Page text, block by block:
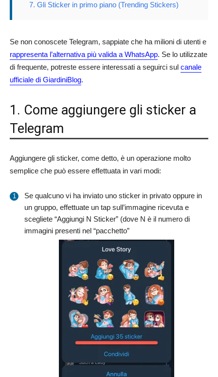
7. Gli Sticker in primo piano (Trending Stickers)
Se non conoscete Telegram, sappiate che ha milioni di utenti e
rappresenta l’alternativa più valida a WhatsApp. Se lo utilizzate
di frequente, potreste essere interessati a seguirci sul canale
ufficiale di GiardiniBlog.
1. Come aggiungere gli sticker a
Telegram
Aggiungere gli sticker, come detto, è un operazione molto
semplice che può essere effettuata in vari modi:
Se qualcuno vi ha inviato uno sticker in privato oppure in
un gruppo, effettuate un tap sull’immagine ricevuta e
scegliete “Aggiungi N Sticker” (dove N è il numero di
immagini presenti nel “pacchetto”